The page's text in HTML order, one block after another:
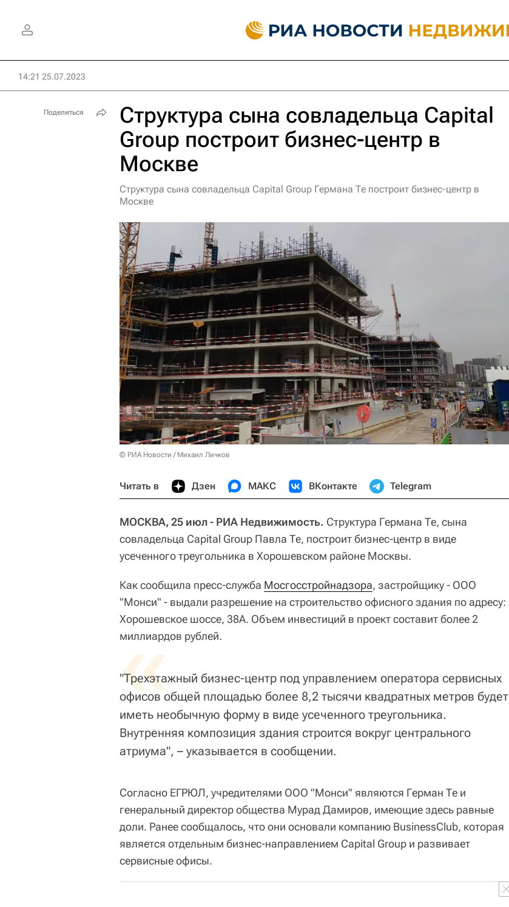
14:21 25.07.2023
Структура сына совладельца Capital
Group построит бизнес-центр в
Москве
Структура сына совладельца Capital Group Германа Те построит бизнес-центр в
Москве
© РИА Новости / Михаил Личков
Читать в Дзен МАКС ВКонтакте Telegram
МОСКВА, 25 июл - РИА Недвижимость. Структура Германа Те, сына
совладельца Capital Group Павла Те, построит бизнес-центр в виде
усеченного треугольника в Хорошевском районе Москвы.
Как сообщила пресс-служба Мосгосстройнадзора, застройщику - ООО
"Монси" - выдали разрешение на строительство офисного здания по адресу:
Хорошевское шоссе, 38А. Объем инвестиций в проект составит более 2
миллиардов рублей.
«
"Трехэтажный бизнес-центр под управлением оператора сервисных
офисов общей площадью более 8,2 тысячи квадратных метров будет
иметь необычную форму в виде усеченного треугольника.
Внутренняя композиция здания строится вокруг центрального
атриума", – указывается в сообщении.
Согласно ЕГРЮЛ, учредителями ООО "Монси" являются Герман Те и
генеральный директор общества Мурад Дамиров, имеющие здесь равные
доли. Ранее сообщалось, что они основали компанию BusinessClub, которая
является отдельным бизнес-направлением Capital Group и развивает
сервисные офисы.
Поделиться